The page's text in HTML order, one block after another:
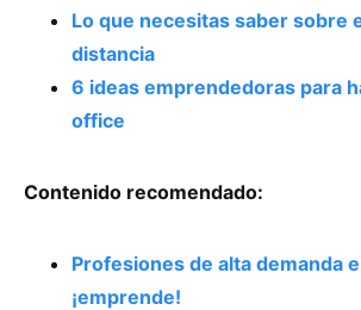
Lo que necesitas saber sobre
distancia
6 ideas emprendedoras para
office
Contenido recomendado:
Profesiones de alta demanda
¡emprende!